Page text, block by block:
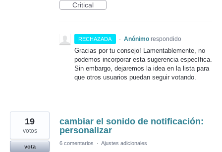
Critical
RECHAZADA · Anónimo respondido
Gracias por tu consejo! Lamentablemente, no
podemos incorporar esta sugerencia específica.
Sin embargo, dejaremos la idea en la lista para
que otros usuarios puedan seguir votando.
cambiar el sonido de notificación:
personalizar
19
votos
vota
6 comentarios · Ajustes adicionales